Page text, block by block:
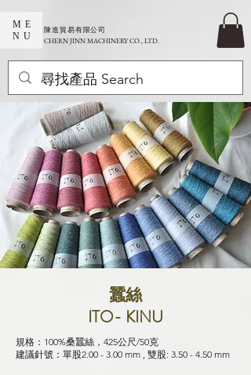
ME
NU
​陳進貿易有限公司
CHERN JINN MACHINERY CO., LTD.
蠶絲
ITO- KINU
規格：100%桑蠶絲，425公尺/50克
建議針號：單股2.00 - 3.00 mm , 雙股: 3.50 - 4.50 mm